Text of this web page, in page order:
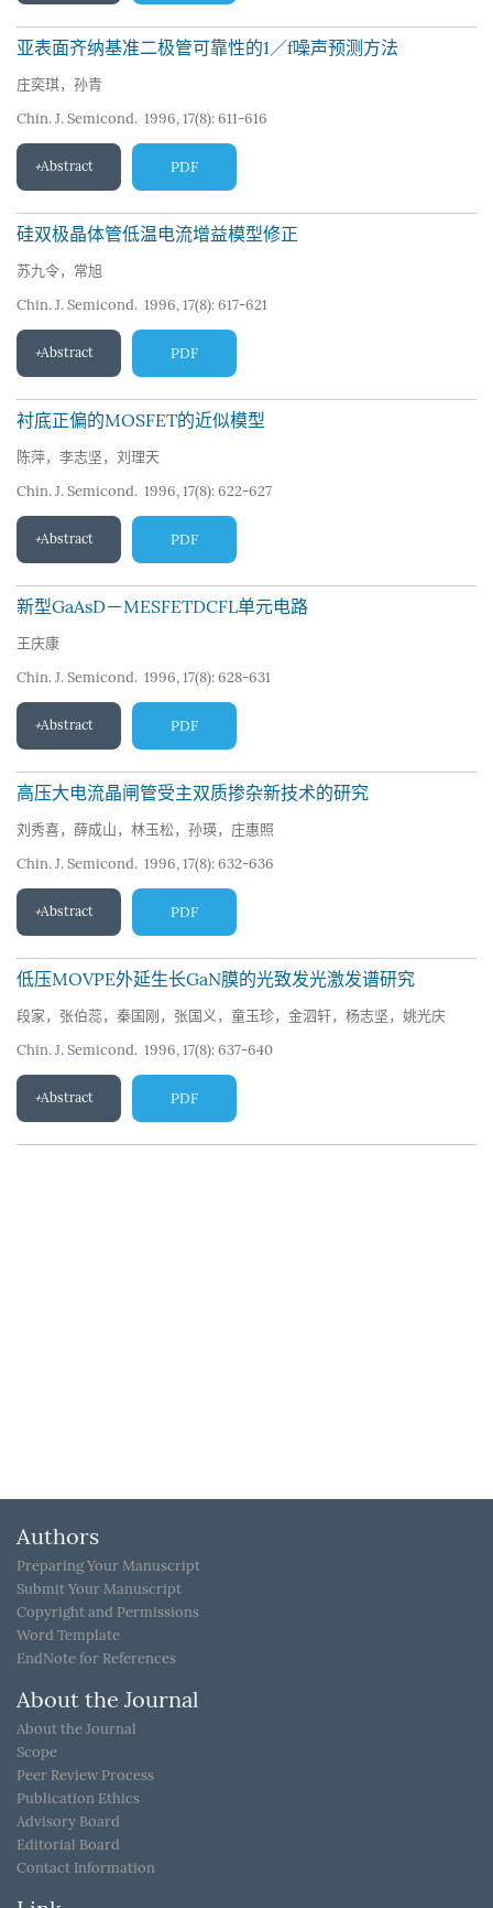
亚表面齐纳基准二极管可靠性的1／f噪声预测方法
庄奕琪，孙青
Chin. J. Semicond. 1996, 17(8): 611-616
Abstract PDF
硅双极晶体管低温电流增益模型修正
苏九令，常旭
Chin. J. Semicond. 1996, 17(8): 617-621
Abstract PDF
衬底正偏的MOSFET的近似模型
陈萍，李志坚，刘理天
Chin. J. Semicond. 1996, 17(8): 622-627
Abstract PDF
新型GaAsD－MESFETDCFL单元电路
王庆康
Chin. J. Semicond. 1996, 17(8): 628-631
Abstract PDF
高压大电流晶闸管受主双质掺杂新技术的研究
刘秀喜，薛成山，林玉松，孙瑛，庄惠照
Chin. J. Semicond. 1996, 17(8): 632-636
Abstract PDF
低压MOVPE外延生长GaN膜的光致发光激发谱研究
段家，张伯蕊，秦国刚，张国义，童玉珍，金泗轩，杨志坚，姚光庆
Chin. J. Semicond. 1996, 17(8): 637-640
Abstract PDF
Authors
Preparing Your Manuscript
Submit Your Manuscript
Copyright and Permissions
Word Template
EndNote for References
About the Journal
About the Journal
Scope
Peer Review Process
Publication Ethics
Advisory Board
Editorial Board
Contact Information